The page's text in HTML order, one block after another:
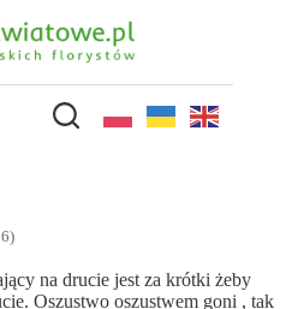
na drucie jest za krótki żeby
Oszustwo oszustwem goni , tak